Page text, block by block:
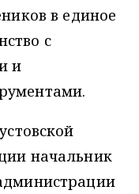
в единое
с
и
начальник